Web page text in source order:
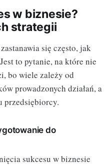
w biznesie?
strategii
się często, jak
to pytanie, na które nie
bo wiele zależy od
prowadzonych działań, a
przedsiębiorcy.
do
sukcesu w biznesie